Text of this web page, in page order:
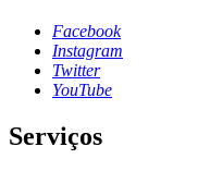
Facebook
Instagram
Twitter
YouTube
Serviços